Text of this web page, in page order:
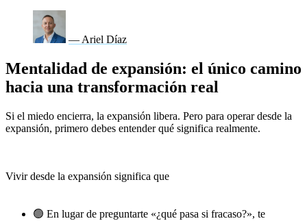
— Ariel Díaz
Mentalidad de expansión: el único camino
hacia una transformación real
Si el miedo encierra, la expansión libera. Pero para operar desde la
expansión, primero debes entender qué significa realmente.
Vivir desde la expansión significa que
🟢 En lugar de preguntarte «¿qué pasa si fracaso?», te